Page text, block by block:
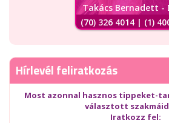
Takács Bernadett -
(70) 326 4014 | (1)
Hírlevél feliratkozás
Most azonnal hasznos tippeket-
választott
Iratkozz fel: